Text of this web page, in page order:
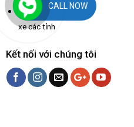
Hỗ trợ thông tin nhà
xe các tỉnh
Kết nối với chúng tôi
CALL NOW